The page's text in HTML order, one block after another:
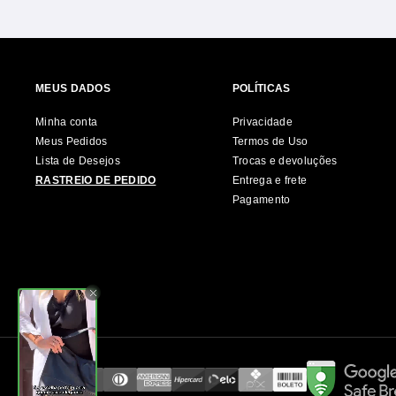
MEUS DADOS
Minha conta
Meus Pedidos
Lista de Desejos
RASTREIO DE PEDIDO
POLÍTICAS
Privacidade
Termos de Uso
Trocas e devoluções
Entrega e frete
Pagamento